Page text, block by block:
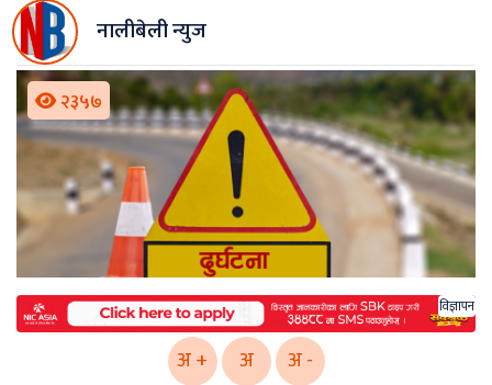
नालीबेली न्युज
२३५७
विज्ञापन
अ + अ अ -